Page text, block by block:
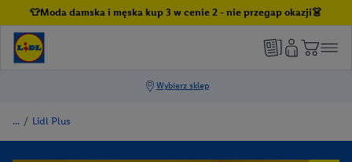
👕Moda damska i męska kup 3 w cenie 2 - nie przegap okazji👗
/ Lidl Plus